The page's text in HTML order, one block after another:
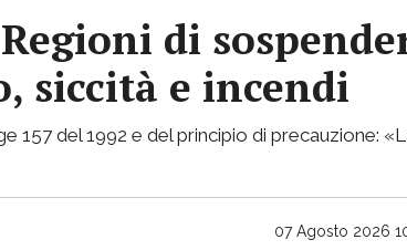
di
siccità e incendi
157 del 1992 e del principio di precauzione:
07 Agosto 2026